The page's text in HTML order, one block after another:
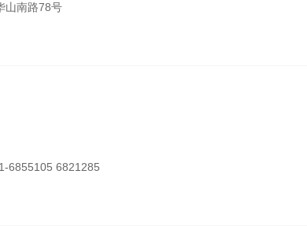
山南路78号
6855105 6821285